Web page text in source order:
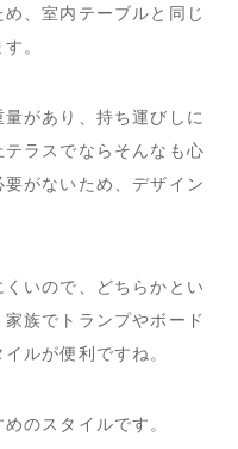
、室内テーブルと同じ
。
があり、持ち運びしに
ラスでならそんなも心
がないため、デザイン
いので、どちらかとい
族でトランプやボード
ルが便利ですね。
のスタイルです。